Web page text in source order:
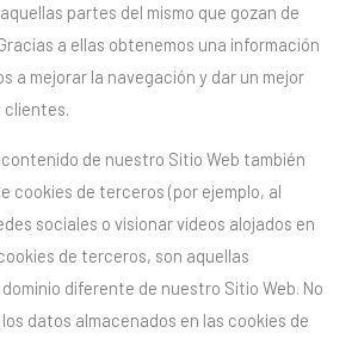
partes del mismo que gozan de
a ellas obtenemos una información
a mejorar la navegación y dar un mejor
clientes.
de nuestro Sitio Web también
cookies de terceros (por ejemplo, al
sociales o visionar vídeos alojados en
de terceros, son aquellas
diferente de nuestro Sitio Web. No
datos almacenados en las cookies de